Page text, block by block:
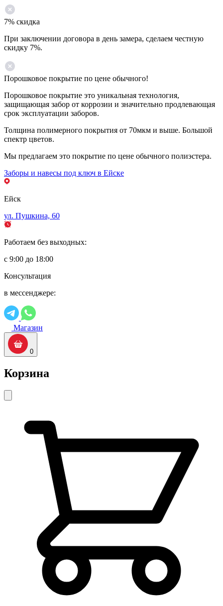
7% скидка
При заключении договора в день замера, сделаем честную
скидку 7%.
Порошковое покрытие по цене обычного!
Порошковое покрытие это уникальная технология,
защищающая забор от коррозии и значительно продлевающая
срок эксплуатации заборов.
Толщина полимерного покрытия от 70мкм и выше. Большой
спектр цветов.
Мы предлагаем это покрытие по цене обычного полиэстера.
Заборы и навесы под ключ в Ейске
Ейск
ул. Пушкина, 60
Работаем без выходных:
с 9:00 до 18:00
Консультация
в мессенджере:
Магазин
0
Корзина